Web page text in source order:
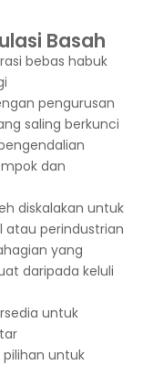
Basah
bebas habuk
pengurusan
saling berkunci
dan
diskalakan untuk
atau perindustrian
yang
daripada keluli
untuk
untuk